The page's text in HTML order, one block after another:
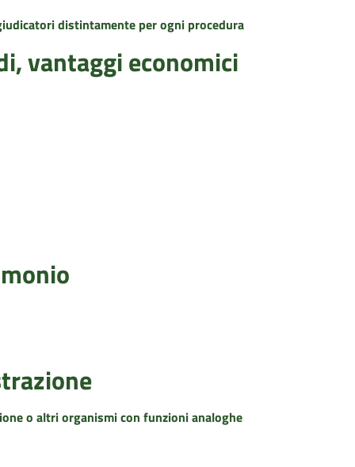
distintamente per ogni procedura
vantaggi economici
o altri organismi con funzioni analoghe